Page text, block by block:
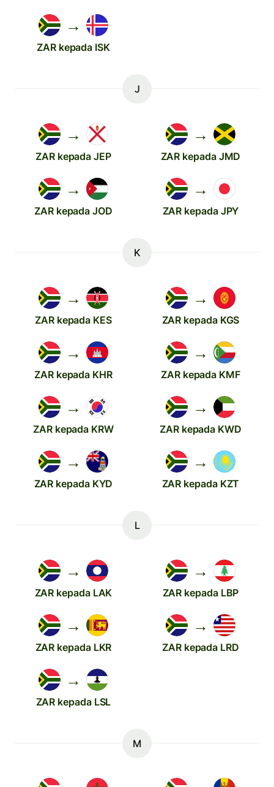
→
ZAR kepada ISK
J
→
ZAR kepada JEP
→
ZAR kepada JMD
→
ZAR kepada JOD
→
ZAR kepada JPY
K
→
ZAR kepada KES
→
ZAR kepada KGS
→
ZAR kepada KHR
→
ZAR kepada KMF
→
ZAR kepada KRW
→
ZAR kepada KWD
→
ZAR kepada KYD
→
ZAR kepada KZT
L
→
ZAR kepada LAK
→
ZAR kepada LBP
→
ZAR kepada LKR
→
ZAR kepada LRD
→
ZAR kepada LSL
M